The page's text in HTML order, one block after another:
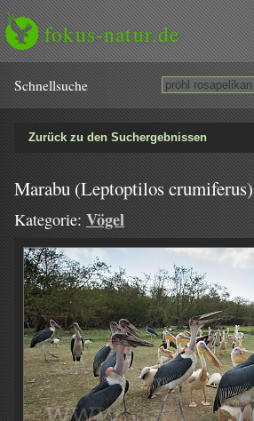
fokus-natur.de
Schnell­suche
Zurück zu den Suchergebnissen
Marabu (Leptoptilos crumiferus)
Kategorie: Vögel